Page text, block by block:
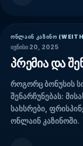
ᲝᲜᲚᲐᲘᲜ ᲙᲐᲖᲘᲜᲝ
ივნისი 20, 2025
პრემია და
როგორც ბონუსის
შენარჩუნებას:
სახსრები,
ონლაინ კაზინოში.